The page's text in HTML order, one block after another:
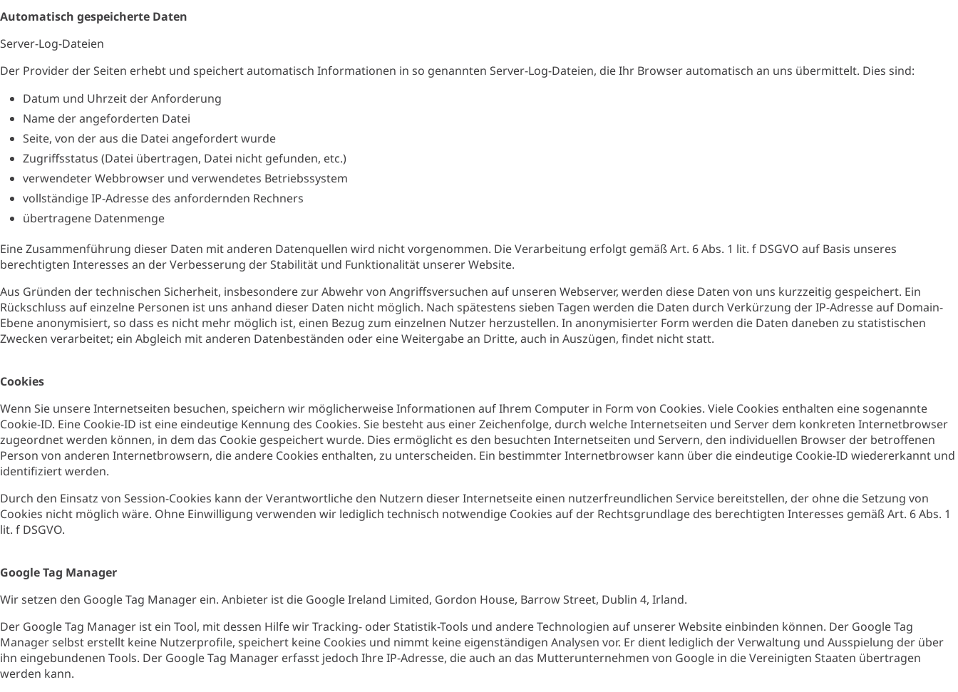
Automatisch gespeicherte Daten
Server-Log-Dateien
Der Provider der Seiten erhebt und speichert automatisch Informationen in so genannten Server-Log-Dateien, die Ihr Browser automatisch an uns übermittelt. Dies sind:
Datum und Uhrzeit der Anforderung
Name der angeforderten Datei
Seite, von der aus die Datei angefordert wurde
Zugriffsstatus (Datei übertragen, Datei nicht gefunden, etc.)
verwendeter Webbrowser und verwendetes Betriebssystem
vollständige IP-Adresse des anfordernden Rechners
übertragene Datenmenge
Eine Zusammenführung dieser Daten mit anderen Datenquellen wird nicht vorgenommen. Die Verarbeitung erfolgt gemäß Art. 6 Abs. 1 lit. f DSGVO auf Basis unseres
berechtigten Interesses an der Verbesserung der Stabilität und Funktionalität unserer Website.
Aus Gründen der technischen Sicherheit, insbesondere zur Abwehr von Angriffsversuchen auf unseren Webserver, werden diese Daten von uns kurzzeitig gespeichert. Ein
Rückschluss auf einzelne Personen ist uns anhand dieser Daten nicht möglich. Nach spätestens sieben Tagen werden die Daten durch Verkürzung der IP-Adresse auf Domain-
Ebene anonymisiert, so dass es nicht mehr möglich ist, einen Bezug zum einzelnen Nutzer herzustellen. In anonymisierter Form werden die Daten daneben zu statistischen
Zwecken verarbeitet; ein Abgleich mit anderen Datenbeständen oder eine Weitergabe an Dritte, auch in Auszügen, findet nicht statt.
Cookies
Wenn Sie unsere Internetseiten besuchen, speichern wir möglicherweise Informationen auf Ihrem Computer in Form von Cookies. Viele Cookies enthalten eine sogenannte
Cookie-ID. Eine Cookie-ID ist eine eindeutige Kennung des Cookies. Sie besteht aus einer Zeichenfolge, durch welche Internetseiten und Server dem konkreten Internetbrowser
zugeordnet werden können, in dem das Cookie gespeichert wurde. Dies ermöglicht es den besuchten Internetseiten und Servern, den individuellen Browser der betroffenen
Person von anderen Internetbrowsern, die andere Cookies enthalten, zu unterscheiden. Ein bestimmter Internetbrowser kann über die eindeutige Cookie-ID wiedererkannt und
identifiziert werden.
Durch den Einsatz von Session-Cookies kann der Verantwortliche den Nutzern dieser Internetseite einen nutzerfreundlichen Service bereitstellen, der ohne die Setzung von
Cookies nicht möglich wäre. Ohne Einwilligung verwenden wir lediglich technisch notwendige Cookies auf der Rechtsgrundlage des berechtigten Interesses gemäß Art. 6 Abs. 1
lit. f DSGVO.
Google Tag Manager
Wir setzen den Google Tag Manager ein. Anbieter ist die Google Ireland Limited, Gordon House, Barrow Street, Dublin 4, Irland.
Der Google Tag Manager ist ein Tool, mit dessen Hilfe wir Tracking- oder Statistik-Tools und andere Technologien auf unserer Website einbinden können. Der Google Tag
Manager selbst erstellt keine Nutzerprofile, speichert keine Cookies und nimmt keine eigenständigen Analysen vor. Er dient lediglich der Verwaltung und Ausspielung der über
ihn eingebundenen Tools. Der Google Tag Manager erfasst jedoch Ihre IP-Adresse, die auch an das Mutterunternehmen von Google in die Vereinigten Staaten übertragen
werden kann.